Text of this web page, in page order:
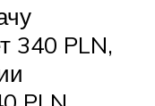
340 PLN,